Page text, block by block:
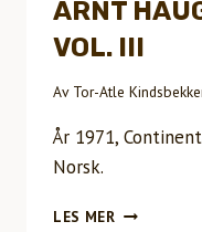
ARNT
VOL. III
Av Tor-Atle
År 1971,
Norsk.
LES MER ARNT